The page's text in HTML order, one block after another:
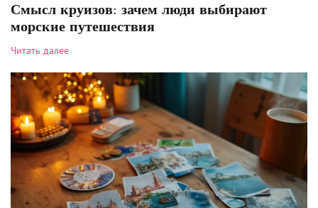
Смысл круизов: зачем люди выбирают
морские путешествия
Читать далее